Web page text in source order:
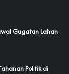
Gugatan Lahan
Politik di